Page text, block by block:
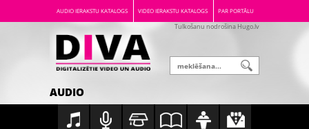
AUDIO IERAKSTU KATALOGS VIDEO IERAKSTU KATALOGS PAR PORTĀLU
Tulkošanu nodrošina Hugo.lv
AUDIO